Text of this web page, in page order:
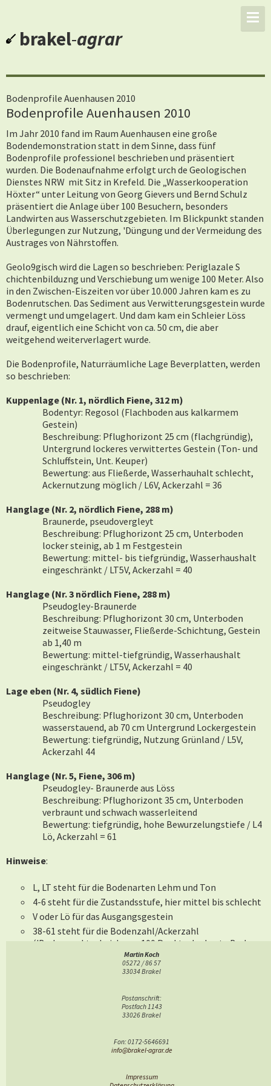
brakel-agrar
Bodenprofile Auenhausen 2010
Bodenprofile Auenhausen 2010
Im Jahr 2010 fand im Raum Auenhausen eine große
Bodendemonstration statt in dem Sinne, dass fünf
Bodenprofile professionel beschrieben und präsentiert
wurden. Die Bodenaufnahme erfolgt urch de Geologischen
Dienstes NRW mit Sitz in Krefeld. Die „Wasserkooperation
Höxter“ unter Leitung von Georg Gievers und Bernd Schulz
präsentiert die Anlage über 100 Besuchern, besonders
Landwirten aus Wasserschutzgebieten. Im Blickpunkt standen
Überlegungen zur Nutzung, 'Düngung und der Vermeidung des
Austrages von Nährstoffen.
Geolo9gisch wird die Lagen so beschrieben: Periglazale S
chichtenbilduzng und Verschiebung um wenige 100 Meter. Also
in den Zwischen-Eiszeiten vor über 10.000 Jahren kam es zu
Bodenrutschen. Das Sediment aus Verwitterungsgestein wurde
vermengt und umgelagert. Und dam kam ein Schleier Löss
drauf, eigentlich eine Schicht von ca. 50 cm, die aber
weitgehend weiterverlagert wurde.
Die Bodenprofile, Naturräumliche Lage Beverplatten, werden
so beschrieben:
Kuppenlage (Nr. 1, nördlich Fiene, 312 m)
Bodentyr: Regosol (Flachboden aus kalkarmem
Gestein)
Beschreibung: Pflughorizont 25 cm (flachgründig),
Untergrund lockeres verwittertes Gestein (Ton- und
Schluffstein, Unt. Keuper)
Bewertung: aus Fließerde, Wasserhauhalt schlecht,
Ackernutzung möglich / L6V, Ackerzahl = 36
Hanglage (Nr. 2, nördlich Fiene, 288 m)
Braunerde, pseudovergleyt
Beschreibung: Pflughorizont 25 cm, Unterboden
locker steinig, ab 1 m Festgestein
Bewertung: mittel- bis tiefgründig, Wasserhaushalt
eingeschränkt / LT5V, Ackerzahl = 40
Hanglage (Nr. 3 nördlich Fiene, 288 m)
Pseudogley-Braunerde
Beschreibung: Pflughorizont 30 cm, Unterboden
zeitweise Stauwasser, Fließerde-Schichtung, Gestein
ab 1,40 m
Bewertung: mittel-tiefgründig, Wasserhaushalt
eingeschränkt / LT5V, Ackerzahl = 40
Lage eben (Nr. 4, südlich Fiene)
Pseudogley
Beschreibung: Pflughorizont 30 cm, Unterboden
wasserstauend, ab 70 cm Untergrund Lockergestein
Bewertung: tiefgründig, Nutzung Grünland / L5V,
Ackerzahl 44
Hanglage (Nr. 5, Fiene, 306 m)
Pseudogley- Braunerde aus Löss
Beschreibung: Pflughorizont 35 cm, Unterboden
verbraunt und schwach wasserleitend
Bewertung: tiefgründig, hohe Bewurzelungstiefe / L4
Lö, Ackerzahl = 61
Hinweise:
L, LT steht für die Bodenarten Lehm und Ton
4-6 steht für die Zustandsstufe, hier mittel bis schlecht
V oder Lö für das Ausgangsgestein
38-61 steht für die Bodenzahl/Ackerzahl
('Bodenpunkte, bei denen 100 Punkte der beste Boden
Den Landwirten R. Micus (Auenhausen), F. Wäsche
Möglichkeit zur Profilgrabung.
Martin Koch
05272 / 86 57
33034 Brakel
Postanschrift:
Postfach 1143
33026 Brakel
Fon: 0172-5646691
info@brakel-agrar.de
Impressum